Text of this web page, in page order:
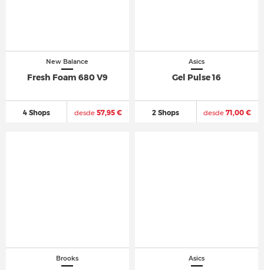
New Balance
Fresh Foam 680 V9
4 Shops desde57,95 €
Asics
Gel Pulse 16
2 Shops desde 71,00 €
Brooks Asics